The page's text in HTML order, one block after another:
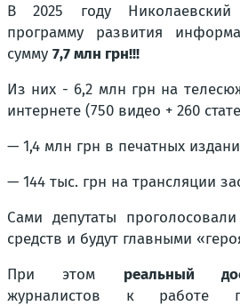
В 2025 году Николаевский
программу развития
сумму 7,7 млн грн!!!
Из них - 6,2 млн грн на
интернете (750 видео + 260
— 1,4 млн грн в печатных
— 144 тыс. грн на трансляции
Сами депутаты
средств и будут главными
При этом реальный
журналистов к работе